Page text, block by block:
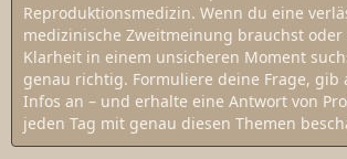
Reproduktionsmedizin. Wenn du eine
medizinische Zweitmeinung brauchst
Klarheit in einem unsicheren Moment
genau richtig. Formuliere deine Frage, gib
Infos an – und erhalte eine Antwort von
jeden Tag mit genau diesen Themen